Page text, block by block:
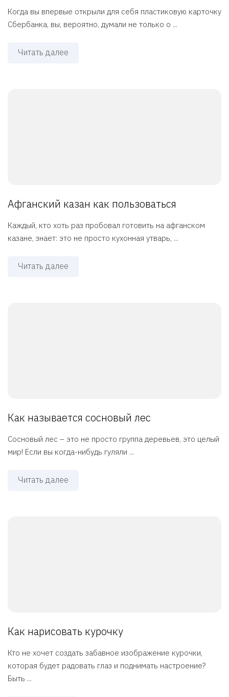
Когда вы впервые открыли для себя пластиковую карточку
Сбербанка, вы, вероятно, думали не только о ...
Читать далее
Афганский казан как пользоваться
Каждый, кто хоть раз пробовал готовить на афганском
казане, знает: это не просто кухонная утварь, ...
Читать далее
Как называется сосновый лес
Сосновый лес – это не просто группа деревьев, это целый
мир! Если вы когда-нибудь гуляли ...
Читать далее
Как нарисовать курочку
Кто не хочет создать забавное изображение курочки,
которая будет радовать глаз и поднимать настроение?
Быть ...